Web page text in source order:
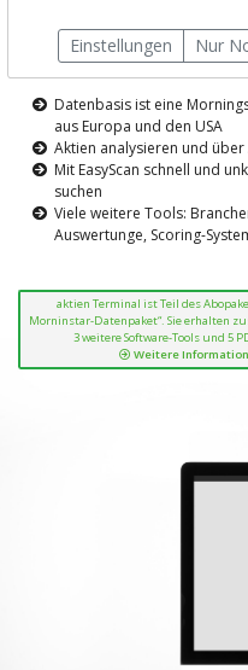
Die
TraderFox
Datenbasis ist eine
aus Europa und den USA
Aktien analysieren und
Mit EasyScan schnell und
suchen
Viele weitere Tools:
Auswertunge, Scoring-
aktien Terminal ist Teil des
Morninstar-Datenpaket“. Sie erhalten
3 weitere Software-Tools und 5
Weitere
Einstellungen Nur